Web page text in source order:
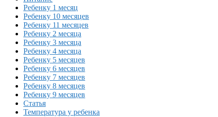
Ребенку 1 месяц
Ребенку 10 месяцев
Ребенку 11 месяцев
Ребенку 2 месяца
Ребенку 3 месяца
Ребенку 4 месяца
Ребенку 5 месяцев
Ребенку 6 месяцев
Ребенку 7 месяцев
Ребенку 8 месяцев
Ребенку 9 месяцев
Статья
Температура у ребенка